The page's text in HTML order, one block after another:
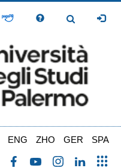
Toggle
ENG ZHO GER SPA